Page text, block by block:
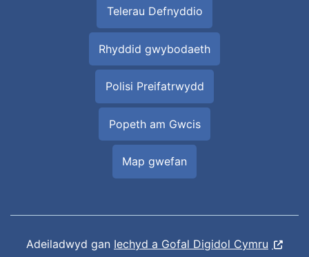
Telerau Defnyddio
Rhyddid gwybodaeth
Polisi Preifatrwydd
Popeth am Gwcis
Map gwefan
Adeiladwyd gan Iechyd a Gofal Digidol Cymru